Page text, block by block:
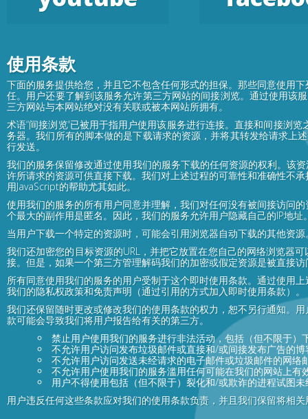
使用条款
下面的服务提供给您，并且它不包含任何形式的担保。那些同意使用
任。用户还要了解到该服务允许第三方网站的间接浏览。通过使用该
三方网站与本网站绝对没有关联或被本网站所拥有。
术语“间接浏览'已被用于指用户使用该服务进行连接。直接和间接浏
务器。我们所有的脚本做的是下载请求的资源，并将其转发给请求上
行发送。
我们的服务保留修改通过使用我们的服务下载的任何资源的权利。该
许所请求的资源可供直接下载。我们对上述过程的可靠性和准确性不
用JavaScript的帮助尤其如此。
使用我们的服务的所有用户同意并理解，我们对任何没有被间接访问
个最大的副作用是匿名。因此，我们的服务允许用户隐藏自己的IP地
当用户下载一个特定的资源时，可能会引用浏览器自动下载的其他资
我们还加密您的目标资源的URL，并把它放置在您自己的网络浏览器
接。但是，如果一个第三方管理解码我们的加密或假定资源是被直接
所有同意使用我们的服务的用户受制于这个即时使用条款。通过使用
我们的隐私权政策和免责声明（通过引用的方式加入即时使用条款）。
我们还保留随时更改或修改我们的使用条款的权力，恕不另行通知。
款可能会导致我们将用户报告给有关的第三方。
禁止用户使用我们的服务进行非法活动，包括（但不限于
不允许用户访问发布垃圾邮件或直接和/或间接发布广告的
不允许用户访问发送未经请求的电子邮件或垃圾邮件的网络
不允许用户使用我们的服务滥用任何可能在我们的网站上有
用户不得使用包括（但不限于）裂化和/或欺诈的进程试图
用户违反任何这些条款应对我们的使用条款负责，并且我们保留将相